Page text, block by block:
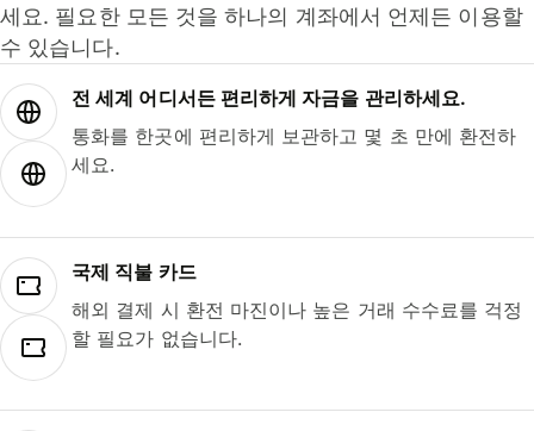
세요. 필요한 모든 것을 하나의 계좌에서 언제든 이용할
수 있습니다.
전 세계 어디서든 편리하게 자금을 관리하세요.
통화를 한곳에 편리하게 보관하고 몇 초 만에 환전하
세요.
국제 직불 카드
해외 결제 시 환전 마진이나 높은 거래 수수료를 걱정
할 필요가 없습니다.